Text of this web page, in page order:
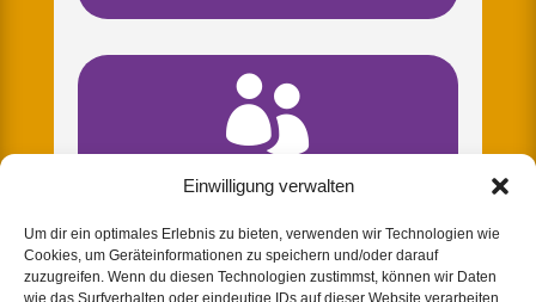
Einwilligung verwalten
Um dir ein optimales Erlebnis zu bieten, verwenden wir Technologien wie
Cookies, um Geräteinformationen zu speichern und/oder darauf
zuzugreifen. Wenn du diesen Technologien zustimmst, können wir Daten
wie das Surfverhalten oder eindeutige IDs auf dieser Website verarbeiten.

KONTAKT GENTHIN
Jennifer Götz
Telefon: 03921 – 2566557